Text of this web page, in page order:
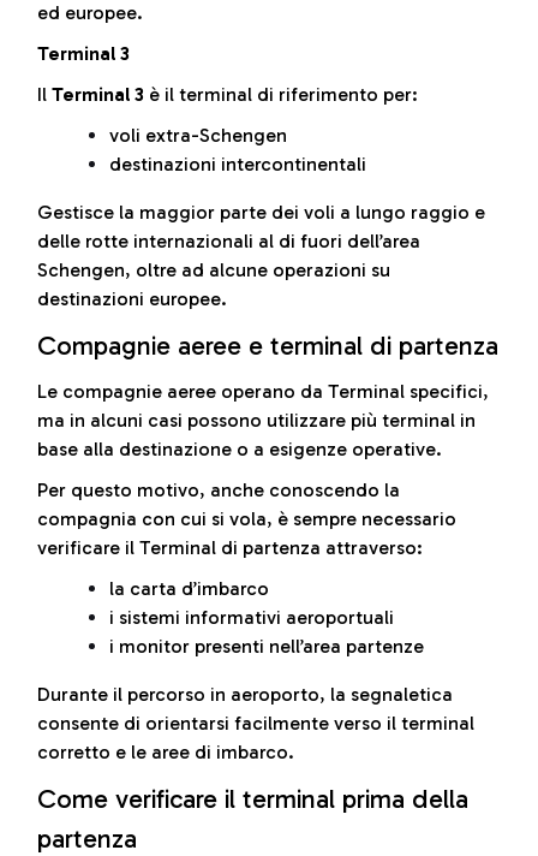
ed europee.
Terminal 3
Il Terminal 3 è il terminal di riferimento per:
voli extra-Schengen
destinazioni intercontinentali
Gestisce la maggior parte dei voli a lungo raggio e
delle rotte internazionali al di fuori dell’area
Schengen, oltre ad alcune operazioni su
destinazioni europee.
Compagnie aeree e terminal di partenza
Le compagnie aeree operano da Terminal specifici,
ma in alcuni casi possono utilizzare più terminal in
base alla destinazione o a esigenze operative.
Per questo motivo, anche conoscendo la
compagnia con cui si vola, è sempre necessario
verificare il Terminal di partenza attraverso:
la carta d’imbarco
i sistemi informativi aeroportuali
i monitor presenti nell’area partenze
Durante il percorso in aeroporto, la segnaletica
consente di orientarsi facilmente verso il terminal
corretto e le aree di imbarco.
Come verificare il terminal prima della
partenza